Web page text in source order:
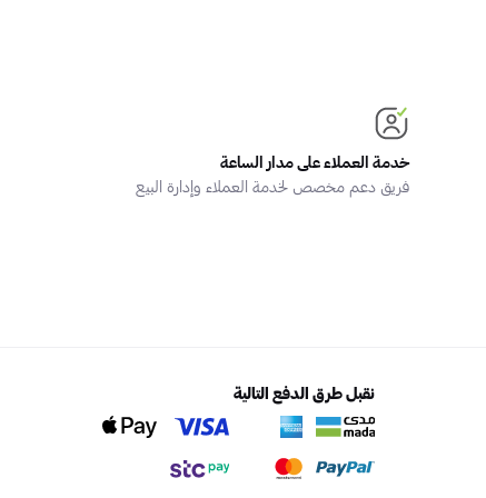
خدمة العملاء على مدار الساعة
فريق دعم مخصص لخدمة العملاء وإدارة البيع
نقبل طرق الدفع التالية